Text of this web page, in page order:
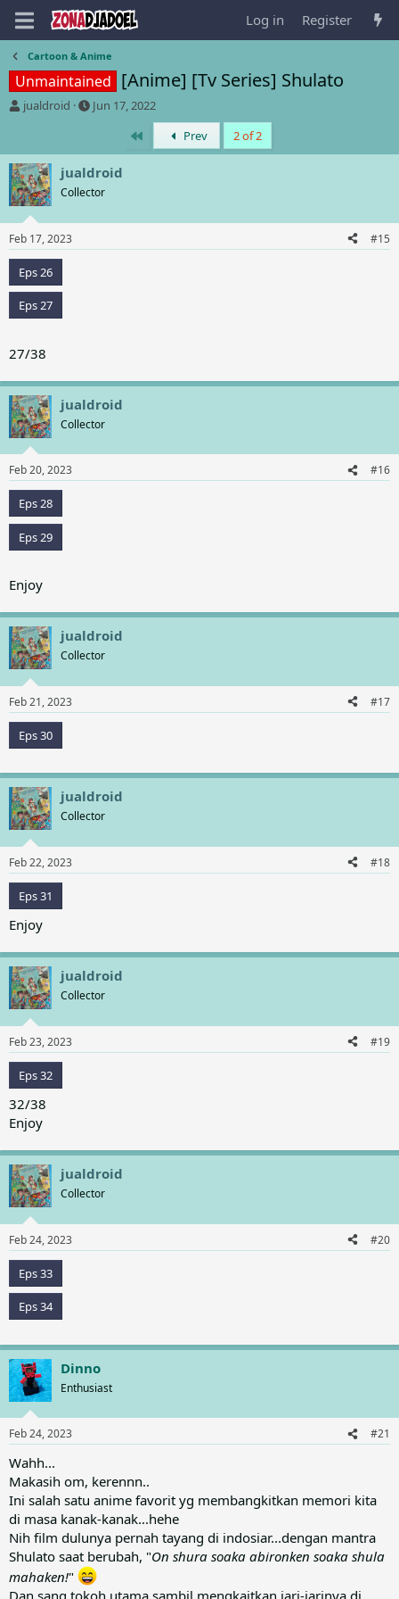
Log in Register
Cartoon & Anime
Unmaintained [Anime] [Tv Series] Shulato
T
e
a
d
s
t
a
r
t
e
r
jualdroid
S
r
t
d
a
Jun 17, 2022
Prev 2 of 2
jualdroid
Collector
Feb 17, 2023 #15
Eps 26
Eps 27
27/38
jualdroid
Collector
Feb 20, 2023 #16
Eps 28
Eps 29
Enjoy
jualdroid
Collector
Feb 21, 2023 #17
Eps 30
jualdroid
Collector
Feb 22, 2023 #18
Eps 31
Enjoy
jualdroid
Collector
Feb 23, 2023 #19
Eps 32
32/38
Enjoy
jualdroid
Collector
Feb 24, 2023 #20
Eps 33
Eps 34
Dinno
Enthusiast
Feb 24, 2023 #21
Wahh...
Makasih om, kerennn..
Ini salah satu anime favorit yg membangkitkan memori kita
di masa kanak-kanak...hehe
Nih film dulunya pernah tayang di indosiar...dengan mantra
Shulato saat berubah, "On shura soaka abironken soaka shula
mahaken!"
Dan sang tokoh utama sambil mengkaitkan jari-jarinya di